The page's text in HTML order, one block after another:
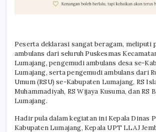
Peserta deklarasi sangat beragam, meliputi
ambulans dari seluruh Puskesmas
Lumajang, pengemudi ambulans desa se-
Lumajang, serta pengemudi ambulans dari
Umum (RSU) se-Kabupaten Lumajang, RS
Muhammadiyah, RS Wijaya Kusuma, dan RS
Lumajang.
Hadir pula dalam kegiatan ini Kepala Dinas
Kabupaten Lumajang, Kepala UPT LLAJ